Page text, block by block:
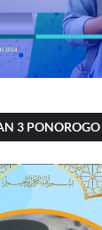
3 PONOROGO